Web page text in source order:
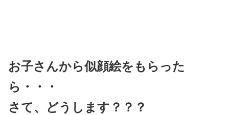
お子さんから似顔絵をもらった
ら・・・
さて、どうします？？？